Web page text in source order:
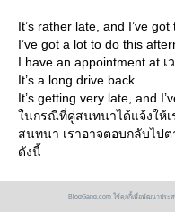
It’s rather late, and I’ve
I’ve got a lot to do this
I have an appointment at เว
It’s a long drive back.
It’s getting very late, and
นกรณีที่คู่สนทนาได้แจ้งให้เ
สนทนา เราอาจตอบกลับไ
ดังนี้
BlogGang.com ใช้คุกกี้เพื่อพัฒนาประ